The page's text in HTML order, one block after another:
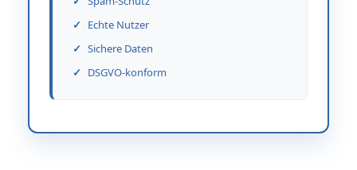
Echte Nutzer
Sichere Daten
DSGVO-konform